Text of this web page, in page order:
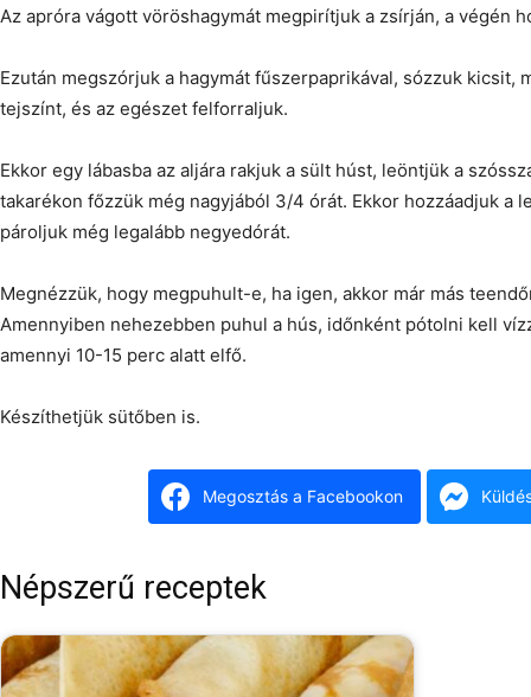
Az apróra vágott vöröshagymát megpirítjuk a zsírján, a végén
Ezután megszórjuk a hagymát fűszerpaprikával, sózzuk kicsit,
tejszínt, és az egészet felforraljuk.
Ekkor egy lábasba az aljára rakjuk a sült húst, leöntjük a
takarékon főzzük még nagyjából 3/4 órát. Ekkor hozzáadjuk a
pároljuk még legalább negyedórát.
Megnézzük, hogy megpuhult-e, ha igen, akkor már más
Amennyiben nehezebben puhul a hús, időnként pótolni kell
amennyi 10-15 perc alatt elfő.
Készíthetjük sütőben is.
Megosztás a Facebookon
Népszerű receptek